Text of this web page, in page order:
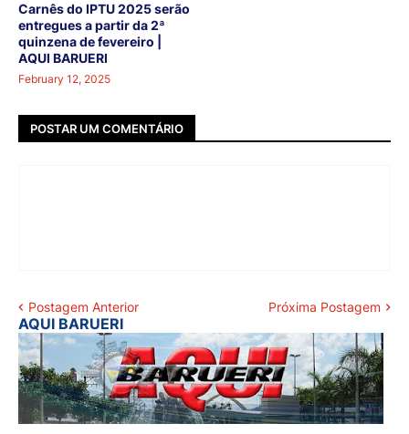
Carnês do IPTU 2025 serão
entregues a partir da 2ª
quinzena de fevereiro |
AQUI BARUERI
February 12, 2025
POSTAR UM COMENTÁRIO
Postagem Anterior Próxima Postagem
AQUI BARUERI